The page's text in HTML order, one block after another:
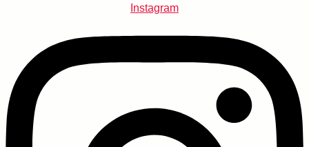
Instagram